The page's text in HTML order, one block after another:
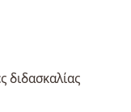
διδασκαλίας